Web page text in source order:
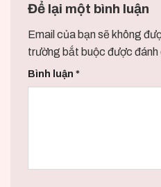
Để lại một bình luận
Email của bạn sẽ không
trường bắt buộc được đánh
Bình luận *